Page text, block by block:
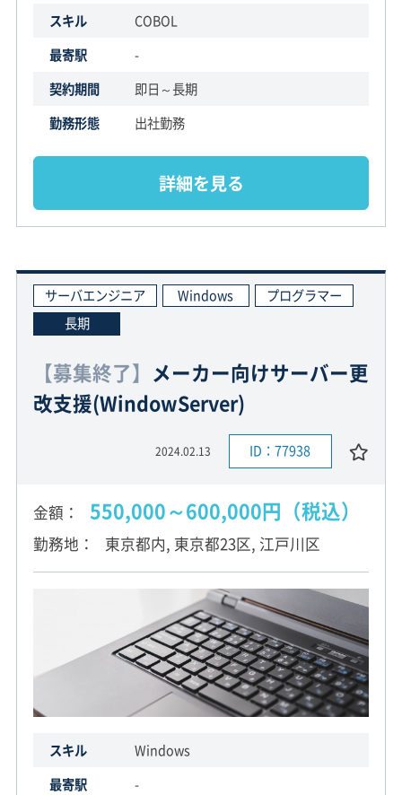
スキル
COBOL
最寄駅
-
契約期間
即日～長期
勤務形態
出社勤務
詳細を見る
サーバエンジニア Windows
プログラマー
長期
【募集終了】 メーカー向けサーバー更
改支援(WindowServer)
2024.02.13 ID：77938
金額 550,000～600,000円（税込）
勤務地 東京都内, 東京都23区, 江戸川区
スキル
Windows
最寄駅
-